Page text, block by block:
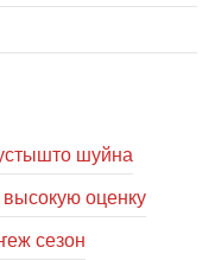
шуйна
оценку
сезон